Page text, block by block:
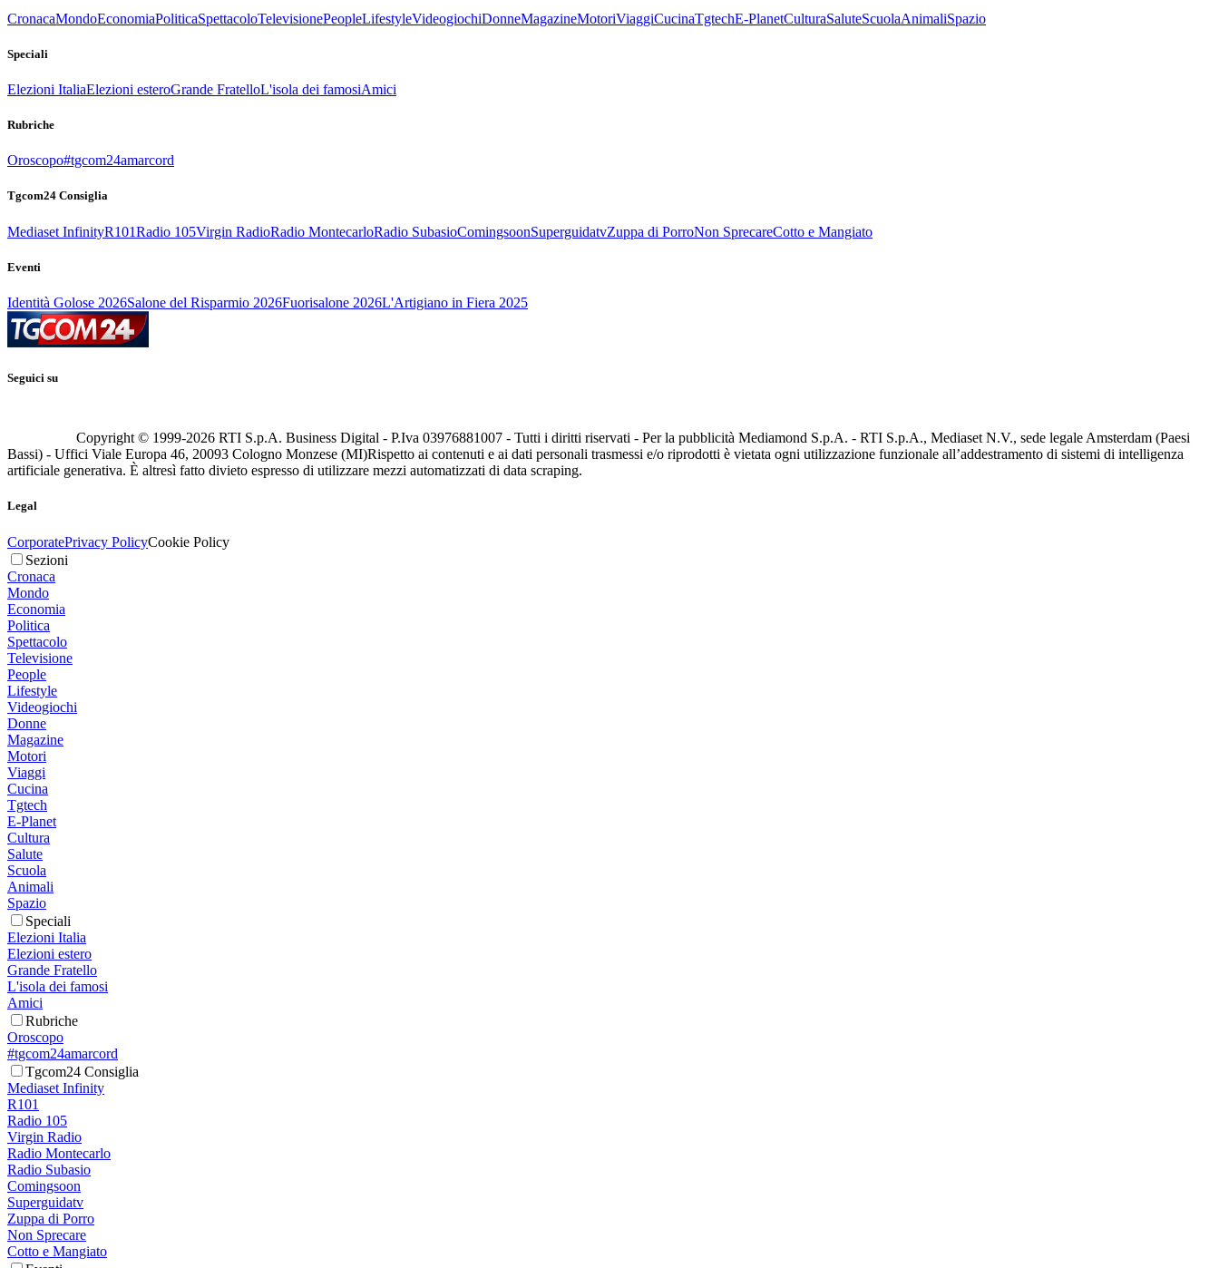
CronacaMondoEconomiaPoliticaSpettacoloTelevisionePeopleLifestyleVideogiochiDonneMagazineMotoriViaggiCucinaTgtechE-PlanetCulturaSaluteScuolaAnimaliSpazio
Speciali
Elezioni ItaliaElezioni esteroGrande FratelloL'isola dei famosiAmici
Rubriche
Oroscopo#tgcom24amarcord
Tgcom24 Consiglia
Mediaset InfinityR101Radio 105Virgin RadioRadio MontecarloRadio SubasioComingsoonSuperguidatvZuppa di PorroNon SprecareCotto e Mangiato
Eventi
Identità Golose 2026Salone del Risparmio 2026Fuorisalone 2026L'Artigiano in Fiera 2025
Seguici su
Copyright © 1999-2026 RTI S.p.A. Business Digital - P.Iva 03976881007 - Tutti i diritti riservati - Per la pubblicità Mediamond S.p.A. - RTI S.p.A., Mediaset N.V., sede legale Amsterdam (Paesi
Bassi) - Uffici Viale Europa 46, 20093 Cologno Monzese (MI)Rispetto ai contenuti e ai dati personali trasmessi e/o riprodotti è vietata ogni utilizzazione funzionale all’addestramento di sistemi di intelligenza
artificiale generativa. È altresì fatto divieto espresso di utilizzare mezzi automatizzati di data scraping.
Legal
CorporatePrivacy PolicyCookie Policy
Sezioni
Cronaca
Mondo
Economia
Politica
Spettacolo
Televisione
People
Lifestyle
Videogiochi
Donne
Magazine
Motori
Viaggi
Cucina
Tgtech
E-Planet
Cultura
Salute
Scuola
Animali
Spazio
Speciali
Elezioni Italia
Elezioni estero
Grande Fratello
L'isola dei famosi
Amici
Rubriche
Oroscopo
#tgcom24amarcord
Tgcom24 Consiglia
Mediaset Infinity
R101
Radio 105
Virgin Radio
Radio Montecarlo
Radio Subasio
Comingsoon
Superguidatv
Zuppa di Porro
Non Sprecare
Cotto e Mangiato